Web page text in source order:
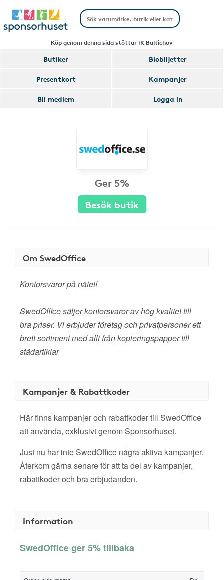
Köp genom denna sida stöttar IK Baltichov
Butiker
Biobiljetter
Presentkort
Kampanjer
Bli medlem
Logga in
Ger 5%
Besök butik
Om SwedOffice
Kontorsvaror på nätet!
SwedOffice säljer kontorsvaror av hög kvalitet till
bra priser. Vi erbjuder företag och privatpersoner ett
brett sortiment med allt från kopieringspapper till
städartiklar
Kampanjer & Rabattkoder
Här finns kampanjer och rabattkoder till SwedOffice
att använda, exklusivt genom Sponsorhuset.
Just nu har inte SwedOffice några aktiva kampanjer.
Återkom gärna senare för att ta del av kampanjer,
rabattkoder och bra erbjudanden.
Information
SwedOffice ger 5% tillbaka